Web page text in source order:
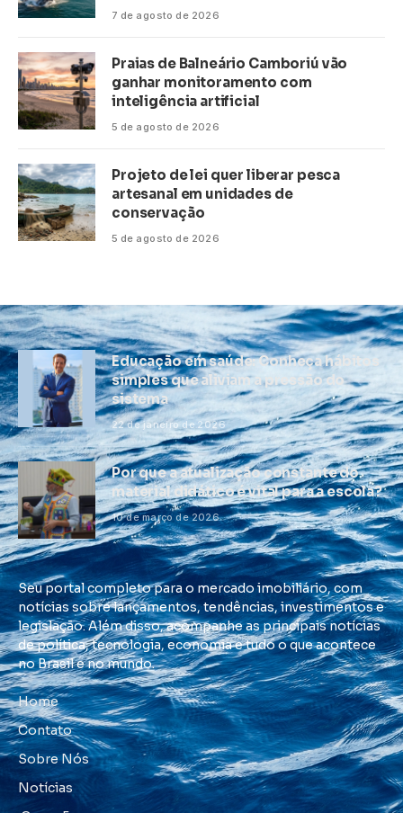
7 de agosto de 2026
Praias de Balneário Camboriú vão
ganhar monitoramento com
inteligência artificial
5 de agosto de 2026
Projeto de lei quer liberar pesca
artesanal em unidades de
conservação
5 de agosto de 2026
Educação em saúde: Conheça hábitos
simples que aliviam a pressão do
sistema
22 de janeiro de 2026
Por que a atualização constante do
material didático é vital para a escola?
10 de março de 2026
Seu portal completo para o mercado imobiliário, com
notícias sobre lançamentos, tendências, investimentos e
legislação. Além disso, acompanhe as principais notícias
de política, tecnologia, economia e tudo o que acontece
no Brasil e no mundo.
Home
Contato
Sobre Nós
Notícias